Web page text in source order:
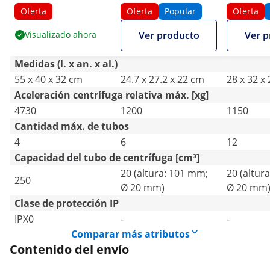
Oferta
Visualizado ahora
ml - RCF 1.200 xg
Oferta Popular
Ver producto
ml - RCF
Oferta
Ver
Medidas (l. x an. x al.)
55 x 40 x 32 cm
24.7 x 27.2 x 22 cm
28 x 32 x
Aceleración centrífuga relativa máx. [xg]
4730
1200
1150
Cantidad máx. de tubos
4
6
12
Capacidad del tubo de centrífuga [cm³]
250
20 (altura: 101 mm;
Ø 20 mm)
20
Ø 20 mm)
Clase de protección IP
IPX0
-
-
Comparar más atributos
Contenido del envío